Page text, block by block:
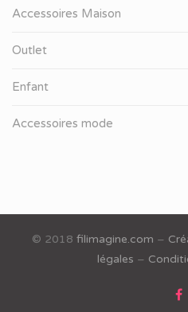
Accessoires Maison
Outlet
Enfant
Accessoires mode
© 2018 filimagine.com –
légales –